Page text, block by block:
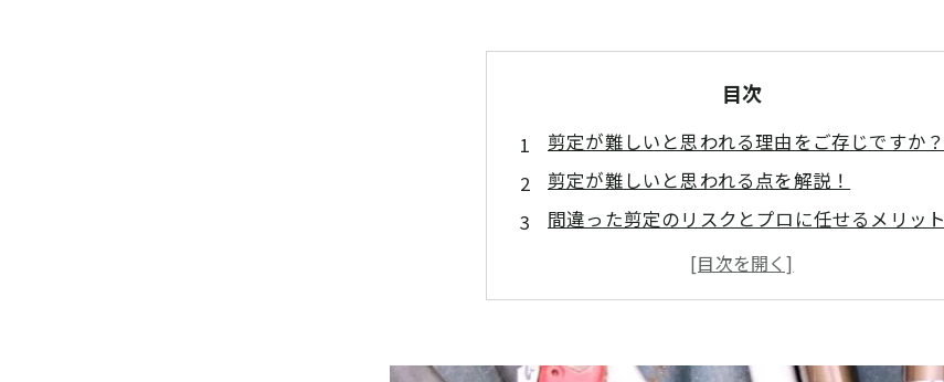
目次
剪定が難しいと思われる理由をご存じですか？
剪定が難しいと思われる点を解説！
間違った剪定のリスクとプロに任せるメリット